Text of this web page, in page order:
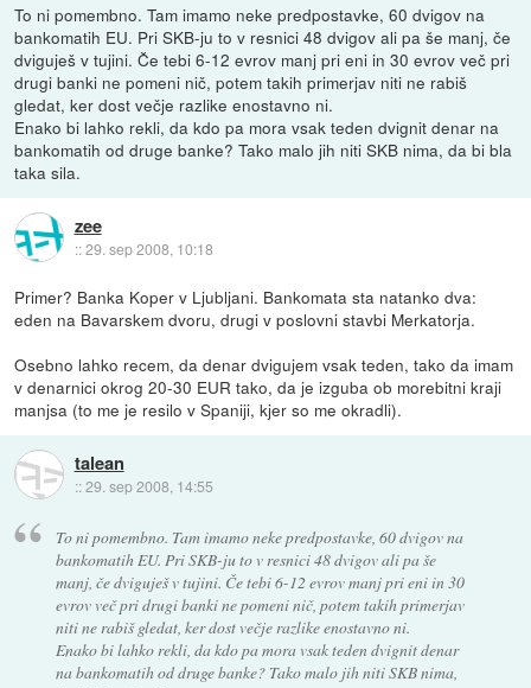
To ni pomembno. Tam imamo neke predpostavke, 60 dvigov na
bankomatih EU. Pri SKB-ju to v resnici 48 dvigov ali pa še manj, če
dviguješ v tujini. Če tebi 6-12 evrov manj pri eni in 30 evrov več pri
drugi banki ne pomeni nič, potem takih primerjav niti ne rabiš
gledat, ker dost večje razlike enostavno ni.
Enako bi lahko rekli, da kdo pa mora vsak teden dvignit denar na
bankomatih od druge banke? Tako malo jih niti SKB nima, da bi bla
taka sila.
zee
::29. sep 2008, 10:18
Primer? Banka Koper v Ljubljani. Bankomata sta natanko dva:
eden na Bavarskem dvoru, drugi v poslovni stavbi Merkatorja.
Osebno lahko recem, da denar dvigujem vsak teden, tako da imam
v denarnici okrog 20-30 EUR tako, da je izguba ob morebitni kraji
manjsa (to me je resilo v Spaniji, kjer so me okradli).
talean
::29. sep 2008, 14:55
To ni pomembno. Tam imamo neke predpostavke, 60 dvigov na
bankomatih EU. Pri SKB-ju to v resnici 48 dvigov ali pa še
manj, če dviguješ v tujini. Če tebi 6-12 evrov manj pri eni in 30
evrov več pri drugi banki ne pomeni nič, potem takih primerjav
niti ne rabiš gledat, ker dost večje razlike enostavno ni.
Enako bi lahko rekli, da kdo pa mora vsak teden dvignit denar
na bankomatih od druge banke? Tako malo jih niti SKB nima,